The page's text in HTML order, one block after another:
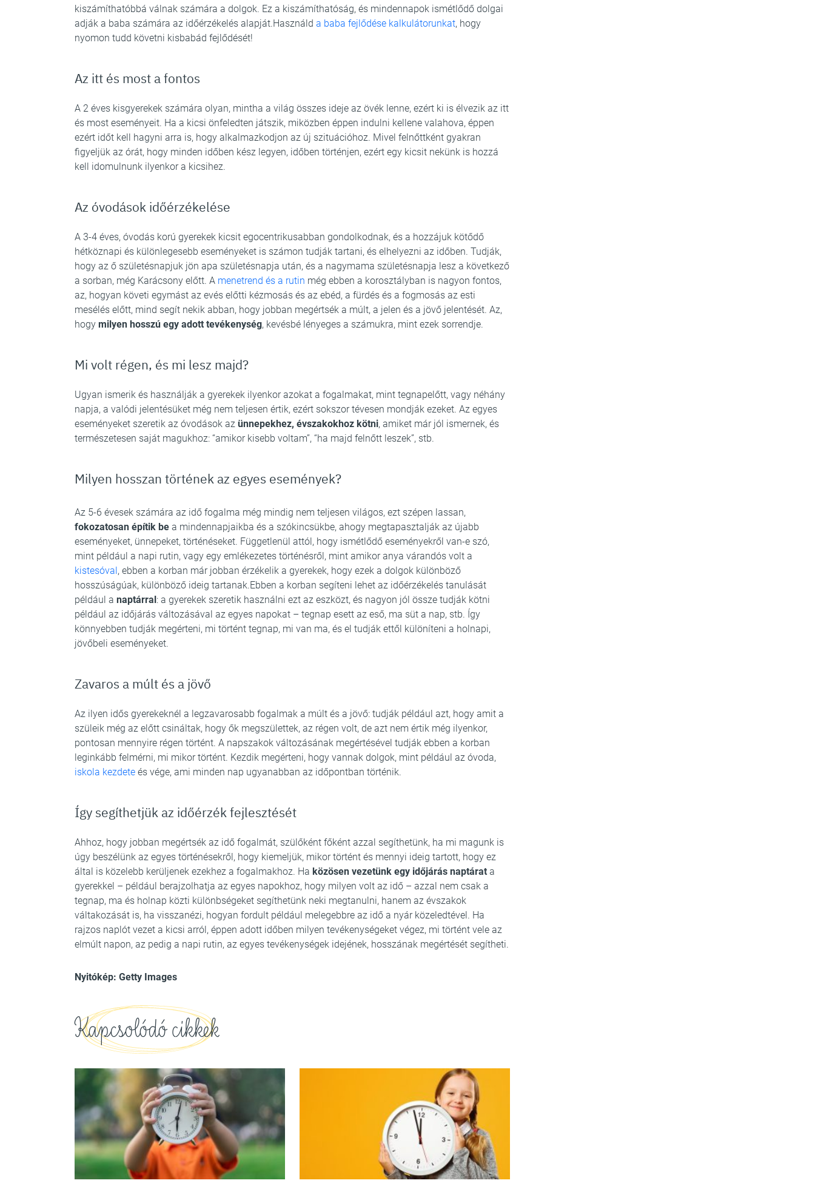
kiszámíthatóbbá válnak számára a dolgok. Ez a kiszámíthatóság, és mindennapok ismétlődő dolgai
adják a baba számára az időérzékelés alapját.Használd a baba fejlődése kalkulátorunkat, hogy
nyomon tudd követni kisbabád fejlődését!
Az itt és most a fontos
A 2 éves kisgyerekek számára olyan, mintha a világ összes ideje az övék lenne, ezért ki is élvezik az itt
és most eseményeit. Ha a kicsi önfeledten játszik, miközben éppen indulni kellene valahova, éppen
ezért időt kell hagyni arra is, hogy alkalmazkodjon az új szituációhoz. Mivel felnőttként gyakran
figyeljük az órát, hogy minden időben kész legyen, időben történjen, ezért egy kicsit nekünk is hozzá
kell idomulnunk ilyenkor a kicsihez.
Az óvodások időérzékelése
A 3-4 éves, óvodás korú gyerekek kicsit egocentrikusabban gondolkodnak, és a hozzájuk kötődő
hétköznapi és különlegesebb eseményeket is számon tudják tartani, és elhelyezni az időben. Tudják,
hogy az ő születésnapjuk jön apa születésnapja után, és a nagymama születésnapja lesz a következő
a sorban, még Karácsony előtt. A menetrend és a rutin még ebben a korosztályban is nagyon fontos,
az, hogyan követi egymást az evés előtti kézmosás és az ebéd, a fürdés és a fogmosás az esti
mesélés előtt, mind segít nekik abban, hogy jobban megértsék a múlt, a jelen és a jövő jelentését. Az,
hogy milyen hosszú egy adott tevékenység, kevésbé lényeges a számukra, mint ezek sorrendje.
Mi volt régen, és mi lesz majd?
Ugyan ismerik és használják a gyerekek ilyenkor azokat a fogalmakat, mint tegnapelőtt, vagy néhány
napja, a valódi jelentésüket még nem teljesen értik, ezért sokszor tévesen mondják ezeket. Az egyes
eseményeket szeretik az óvodások az ünnepekhez, évszakokhoz kötni, amiket már jól ismernek, és
természetesen saját magukhoz: “amikor kisebb voltam”, “ha majd felnőtt leszek”, stb.
Milyen hosszan történek az egyes események?
Az 5-6 évesek számára az idő fogalma még mindig nem teljesen világos, ezt szépen lassan,
fokozatosan építik be a mindennapjaikba és a szókincsükbe, ahogy megtapasztalják az újabb
eseményeket, ünnepeket, történéseket. Függetlenül attól, hogy ismétlődő eseményekről van-e szó,
mint például a napi rutin, vagy egy emlékezetes történésről, mint amikor anya várandós volt a
kistesóval , ebben a korban már jobban érzékelik a gyerekek, hogy ezek a dolgok különböző
hosszúságúak, különböző ideig tartanak.Ebben a korban segíteni lehet az időérzékelés tanulását
például a naptárral : a gyerekek szeretik használni ezt az eszközt, és nagyon jól össze tudják kötni
például az időjárás változásával az egyes napokat – tegnap esett az eső, ma süt a nap, stb. Így
könnyebben tudják megérteni, mi történt tegnap, mi van ma, és el tudják ettől különíteni a holnapi,
jövőbeli eseményeket.
Zavaros a múlt és a jövő
Az ilyen idős gyerekeknél a legzavarosabb fogalmak a múlt és a jövő: tudják például azt, hogy amit a
szüleik még az előtt csináltak, hogy ők megszülettek, az régen volt, de azt nem értik még ilyenkor,
pontosan mennyire régen történt. A napszakok változásának megértésével tudják ebben a korban
leginkább felmérni, mi mikor történt. Kezdik megérteni, hogy vannak dolgok, mint például az óvoda,
iskola kezdete és vége, ami minden nap ugyanabban az időpontban történik.
Így segíthetjük az időérzék fejlesztését
Ahhoz, hogy jobban megértsék az idő fogalmát, szülőként főként azzal segíthetünk, ha mi magunk is
úgy beszélünk az egyes történésekről, hogy kiemeljük, mikor történt és mennyi ideig tartott, hogy ez
által is közelebb kerüljenek ezekhez a fogalmakhoz. Ha közösen vezetünk egy időjárás naptárat a
gyerekkel – például berajzolhatja az egyes napokhoz, hogy milyen volt az idő – azzal nem csak a
tegnap, ma és holnap közti különbségeket segíthetünk neki megtanulni, hanem az évszakok
váltakozását is, ha visszanézi, hogyan fordult például melegebbre az idő a nyár közeledtével. Ha
rajzos naplót vezet a kicsi arról, éppen adott időben milyen tevékenységeket végez, mi történt vele az
elmúlt napon, az pedig a napi rutin, az egyes tevékenységek idejének, hosszának megértését segítheti.
Nyitókép: Getty Images
Kapcsolódó cikkek